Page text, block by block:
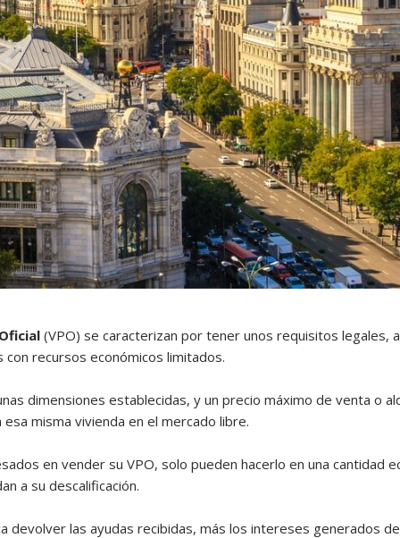
(VPO) se caracterizan por tener unos requisitos legales,
recursos económicos limitados.
dimensiones establecidas, y un precio máximo de venta o
misma vivienda en el mercado libre.
en vender su VPO, solo pueden hacerlo en una cantidad
a su descalificación.
devolver las ayudas recibidas, más los intereses generados